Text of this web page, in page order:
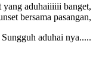
yang aduhaiiiiii banget,
bersama pasangan,
aduhai nya.....